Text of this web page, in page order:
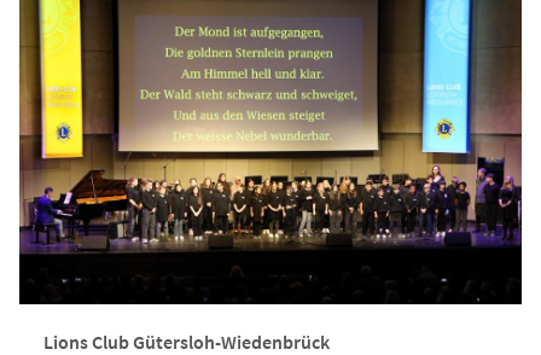
Lions Club Gütersloh-Wiedenbrück